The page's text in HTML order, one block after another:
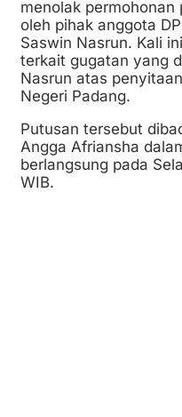
menolak permohonan
oleh pihak anggota
Saswin Nasrun. Kali
terkait gugatan yang
Nasrun atas
Negeri Padang.
Putusan tersebut
Angga Afriansha
berlangsung pada
WIB.